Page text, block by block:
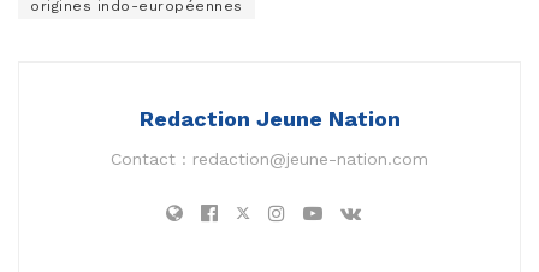
origines indo-européennes
Redaction Jeune Nation
Contact : redaction@jeune-nation.com